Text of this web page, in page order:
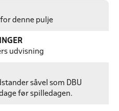
denne pulje
udvisning
såvel som DBU
før spilledagen.